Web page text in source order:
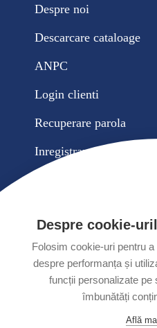
Despre noi
Descarcare cataloage
ANPC
Login clienti
Recuperare parola
Inregistrare cont nou
Cosul meu de
Tel: +40 256. 422. 857 ;+40 727 341
Email: office@eltim.ro
Timisoara, Romania Str.
Copyright © 2026 Eltim. Ambasador
Despre cookie-
Folosim cookie-uri pentru
despre performanța și
funcții personalizate pe
îmbunătăți
Află